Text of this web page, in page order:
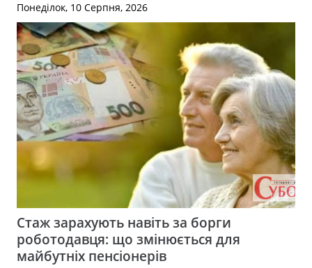
Понеділок, 10 Серпня, 2026
Стаж зарахують навіть за борги
роботодавця: що змінюється для
майбутніх пенсіонерів